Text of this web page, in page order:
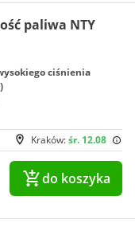
paliwa NTY
ciśnienia
Kraków:śr. 12.08
do koszyka